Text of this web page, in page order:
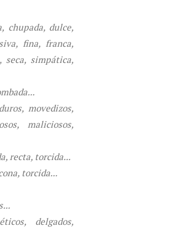
chupada, dulce,
fina, franca,
seca, simpática,
movedizos,
maliciosos,
recta, torcida...
torcida...
delgados,